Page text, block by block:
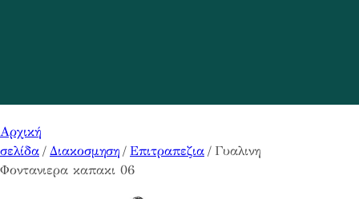
Αρχική
σελίδα / Διακοσμηση / Επιτραπεζια / Γυαλινη
Φοντανιερα καπακι 06